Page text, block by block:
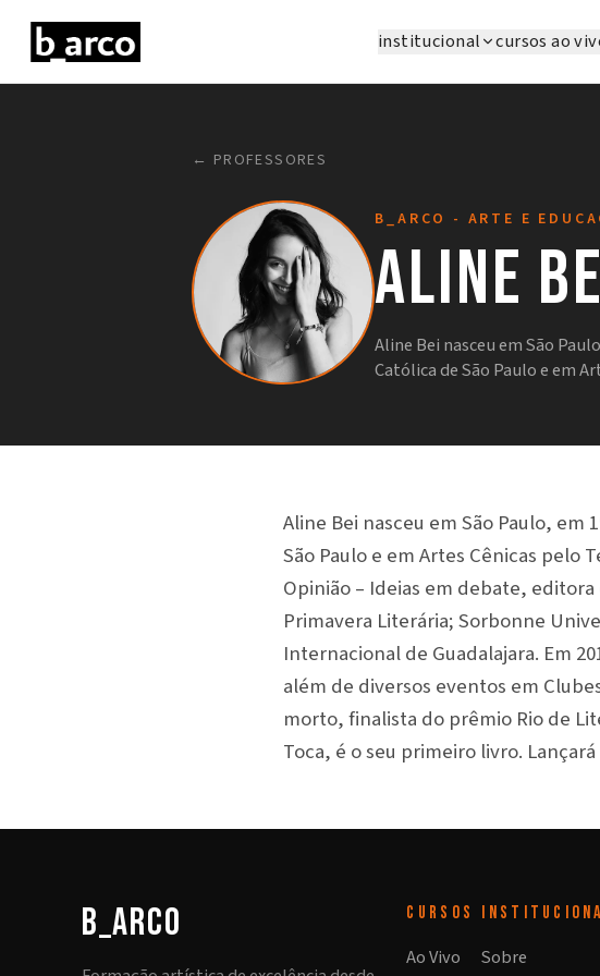
institucional cursos ao
← PROFESSORES
B_ARCO - ARTE E
Aline
Aline Bei nasceu em São
Católica de São Paulo e em
Aline Bei nasceu em São Paulo,
São Paulo e em Artes Cênicas pelo
Opinião – Ideias em debate,
Primavera Literária; Sorbonne
Internacional de Guadalajara. Em
além de diversos eventos em
morto, finalista do prêmio Rio de
Toca, é o seu primeiro livro.
b_arco CURSOS
Ao Vivo Sobre